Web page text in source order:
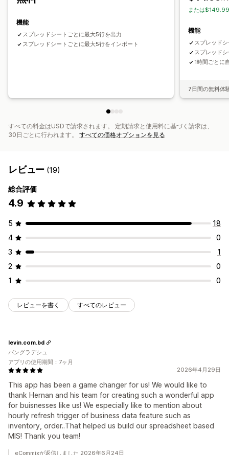
機能
スプレッドシートごとに最大5行を出力
スプレッドシートごとに最大5行をインポート
または
機能
スプレッド
スプレッド
1時間ごとに
7日間の無料体
すべての料金はUSDで請求されます。 定期請求と使用料に基づく請求は、
30日ごとに行われます。 すべての価格オプションを見る
レビュー (19)
総合評価
4.9
5
18
4
0
3
1
2
0
1
0
レビューを書く すべてのレビュー
2026年4月29日
This app has been a game changer for us! We would like to
thank Hernan and his team for creating such a wonderful app
for buisnesses like us! We especially like to mention about
hourly refresh trigger of business data feature such as
inventory, order..That helped us build our spreadsheet based
MIS! Thank you team!
levin.com.bd
バングラデシュ
アプリの使用期間：7ヶ月
eCommixが返信しました 2026年6月24日